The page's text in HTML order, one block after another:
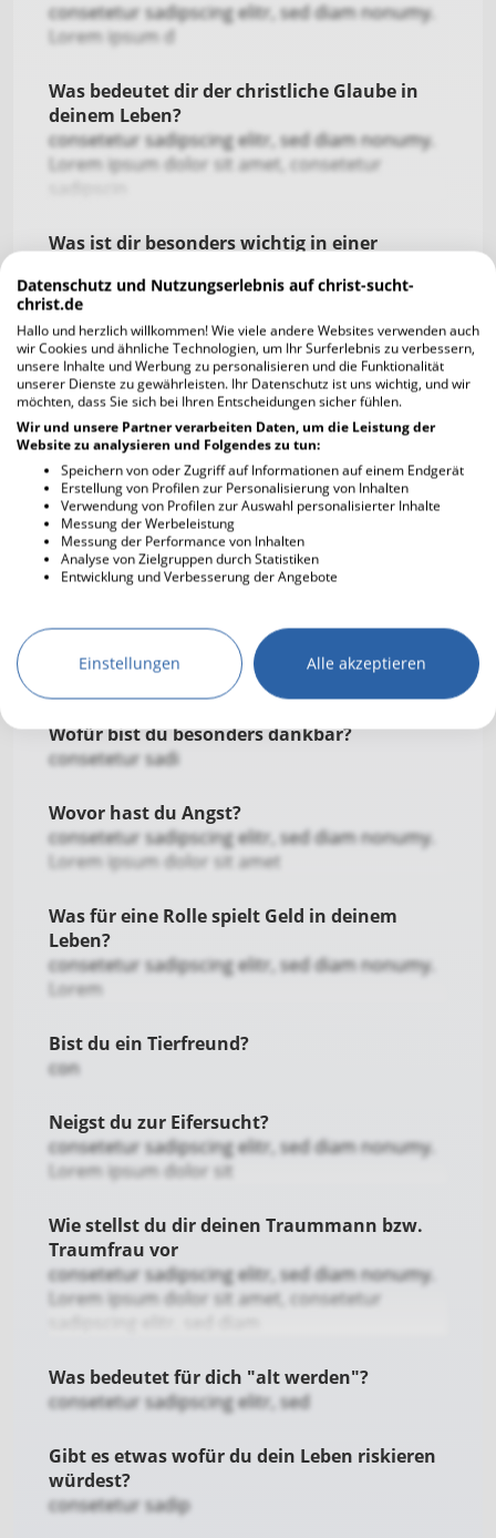
consetetur sadipscing elitr, sed diam nonumy.
Lorem ipsum d
Was bedeutet dir der christliche Glaube in
deinem Leben?
consetetur sadipscing elitr, sed diam nonumy.
Lorem ipsum dolor sit amet, consetetur
Was ist dir besonders wichtig in einer
consetetur sadipscing elitr, sed diam nonumy.
Lore
Worüber kannst du lachen?
consetetu
Was bedeuten dir deine Freunde?
consetetur sadipscing elitr, sed diam nonumy.
Lorem ipsum dolor sit amet, consete
Was schätzen andere an dir?
consetetur sadipscing elitr,
Wie definierst du Erfolg?
consetetur sadipscing elitr, sed diam nonumy.
Lorem ipsum dolor sit amet, consetetur sad
Wofür bist du besonders dankbar?
consetetur sadi
Wovor hast du Angst?
consetetur sadipscing elitr, sed diam nonumy.
Lorem ipsum dolor sit amet
Was für eine Rolle spielt Geld in deinem
Leben?
consetetur sadipscing elitr, sed diam nonumy.
Lorem
Bist du ein Tierfreund?
con
Neigst du zur Eifersucht?
consetetur sadipscing elitr, sed diam nonumy.
Lorem ipsum dolor sit
Wie stellst du dir deinen Traummann bzw.
Traumfrau vor
consetetur sadipscing elitr, sed diam nonumy.
Lorem ipsum dolor sit amet, consetetur
Was bedeutet für dich "alt werden"?
consetetur sadipscing elitr, sed
Gibt es etwas wofür du dein Leben riskieren
würdest?
consetetur sadip
Datenschutz und Nutzungserlebnis auf christ-sucht-
christ.de
Hallo und herzlich willkommen! Wie viele andere Websites verwenden auch
wir Cookies und ähnliche Technologien, um Ihr Surferlebnis zu verbessern,
unsere Inhalte und Werbung zu personalisieren und die Funktionalität
unserer Dienste zu gewährleisten. Ihr Datenschutz ist uns wichtig, und wir
möchten, dass Sie sich bei Ihren Entscheidungen sicher fühlen.
Wir und unsere Partner verarbeiten Daten, um die Leistung der
Website zu analysieren und Folgendes zu tun:
Speichern von oder Zugriff auf Informationen auf einem Endgerät
Erstellung von Profilen zur Personalisierung von Inhalten
Verwendung von Profilen zur Auswahl personalisierter Inhalte
Messung der Werbeleistung
Messung der Performance von Inhalten
Analyse von Zielgruppen durch Statistiken
Entwicklung und Verbesserung der Angebote
Einstellungen Alle akzeptieren